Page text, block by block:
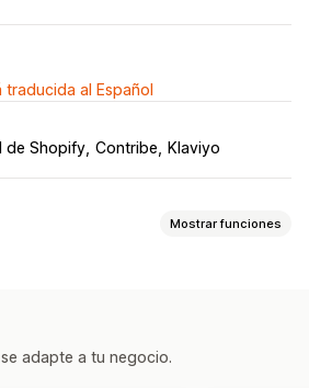
al Español
de Shopify Contribe Klaviyo
Mostrar funciones
adapte a tu negocio.